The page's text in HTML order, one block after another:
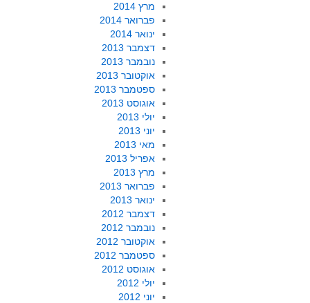
מרץ 2014
פברואר 2014
ינואר 2014
דצמבר 2013
נובמבר 2013
אוקטובר 2013
ספטמבר 2013
אוגוסט 2013
יולי 2013
יוני 2013
מאי 2013
אפריל 2013
מרץ 2013
פברואר 2013
ינואר 2013
דצמבר 2012
נובמבר 2012
אוקטובר 2012
ספטמבר 2012
אוגוסט 2012
יולי 2012
יוני 2012